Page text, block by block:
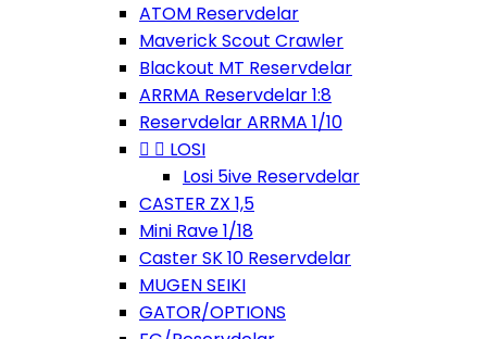
ATOM Reservdelar
Maverick Scout Crawler
Blackout MT Reservdelar
ARRMA Reservdelar 1:8
Reservdelar ARRMA 1/10
  LOSI
Losi 5ive Reservdelar
CASTER ZX 1,5
Mini Rave 1/18
Caster SK 10 Reservdelar
MUGEN SEIKI
GATOR/OPTIONS